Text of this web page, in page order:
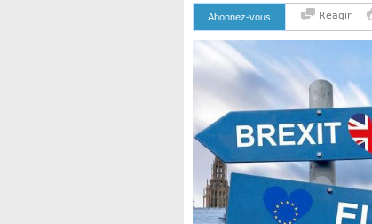
Abonnez-vous Reagir